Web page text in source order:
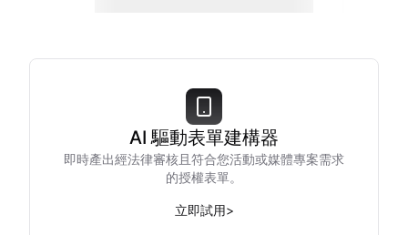
AI 驅動表單建構器
即時產出經法律審核且符合您活動或媒體專案需求
的授權表單。
立即試用>